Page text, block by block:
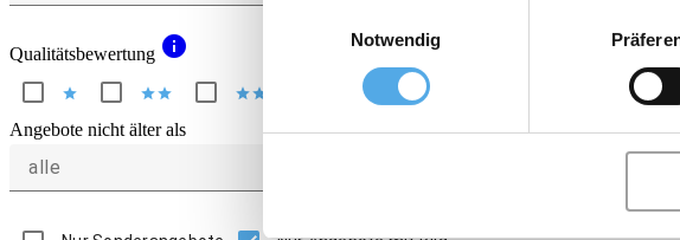
Einwilligungsauswahl
Notwendig
Qualitätsbewertung info
star starstar starstar star star
Angebote nicht älter als
alle